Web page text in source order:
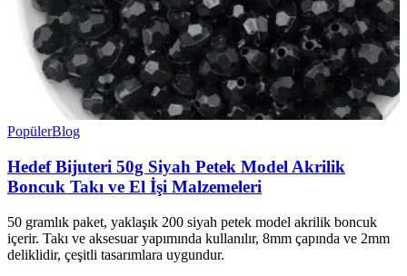
PopülerBlog
Hedef Bijuteri 50g Siyah Petek Model Akrilik
Boncuk Takı ve El İşi Malzemeleri
50 gramlık paket, yaklaşık 200 siyah petek model akrilik boncuk
içerir. Takı ve aksesuar yapımında kullanılır, 8mm çapında ve 2mm
deliklidir, çeşitli tasarımlara uygundur.